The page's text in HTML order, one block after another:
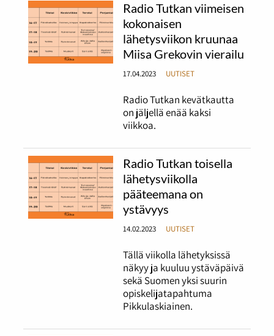
Radio Tutkan viimeisen
kokonaisen
lähetysviikon kruunaa
Miisa Grekovin vierailu
17.04.2023 UUTISET
Radio Tutkan kevätkautta
on jäljellä enää kaksi
viikkoa.
Radio Tutkan toisella
lähetysviikolla
pääteemana on
ystävyys
14.02.2023 UUTISET
Tällä viikolla lähetyksissä
näkyy ja kuuluu ystäväpäivä
sekä Suomen yksi suurin
opiskelijatapahtuma
Pikkulaskiainen.